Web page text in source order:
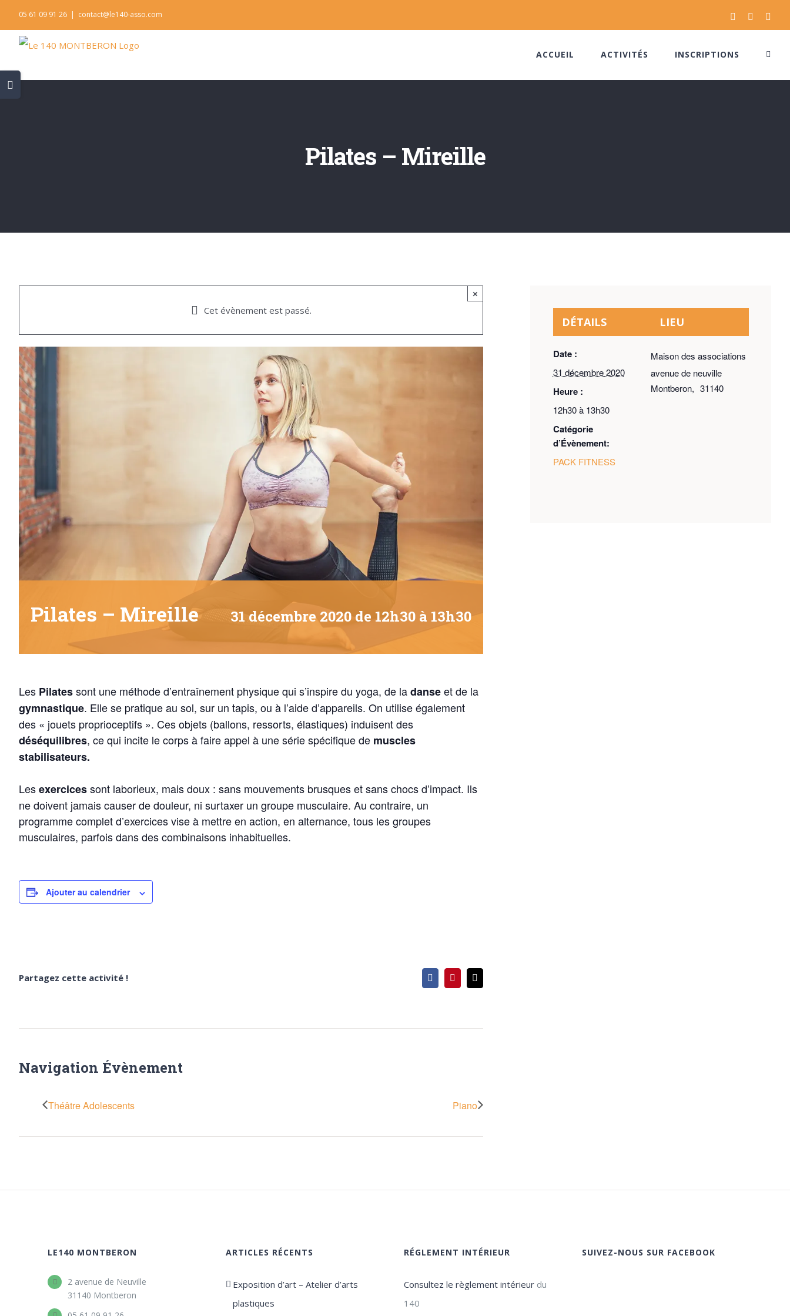
to
content
05 61 09 91 26 | contact@le140-asso.com FacebookInstagram
ACCUEIL ACTIVITÉS INSCRIPTIONS
Pilates – Mireille
×
Cet évènement est passé.
Pilates – Mireille 31 décembre 2020 de 12h30 à 13h30
Les Pilatessont une méthode d’entraînement physique qui s’inspire du yoga, de ladanseet de la
gymnastique. Elle se pratique au sol, sur un tapis, ou à l’aide d’appareils. On utilise également
des « jouets proprioceptifs ». Ces objets (ballons, ressorts, élastiques) induisent des
déséquilibres, ce qui incite le corps à faire appel à une série spécifique de muscles
stabilisateurs.
Lesexercicessont laborieux, mais doux : sans mouvements brusques et sans chocs d’impact. Ils
ne doivent jamais causer de douleur, ni surtaxer un groupe musculaire. Au contraire, un
programme complet d’exercices vise à mettre en action, en alternance, tous les groupes
musculaires, parfois dans des combinaisons inhabituelles.
Ajouter au calendrier
Partagez cette activité ! FacebookPinterest
Navigation Évènement
Théâtre Adolescents Piano
DÉTAILS
Date :
31 décembre 2020
Heure :
12h30 à 13h30
Catégorie
d’Évènement:
PACK FITNESS
LIEU
Maison des associations
avenue de neuville
Montberon, 31140
LE140 MONTBERON
2 avenue de Neuville
31140 Montberon
ARTICLES RÉCENTS
Exposition d’art – Atelier d’arts
plastiques
RÉGLEMENT INTÉRIEUR
Consultez le règlement intérieurdu
140
SUIVEZ-NOUS SUR FACEBOOK
Toggle
Sliding